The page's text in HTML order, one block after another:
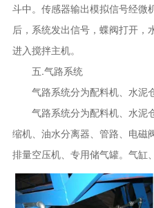
斗中。传感器输出模拟信号经微
后，系统发出信号，蝶阀打开，
进入搅拌主机。
五.气路系统
气路系统分为配料机、水泥仓
气路系统分为配料机、水泥
缩机、油水分离器、管路、电磁
排量空压机、专用储气罐。气缸